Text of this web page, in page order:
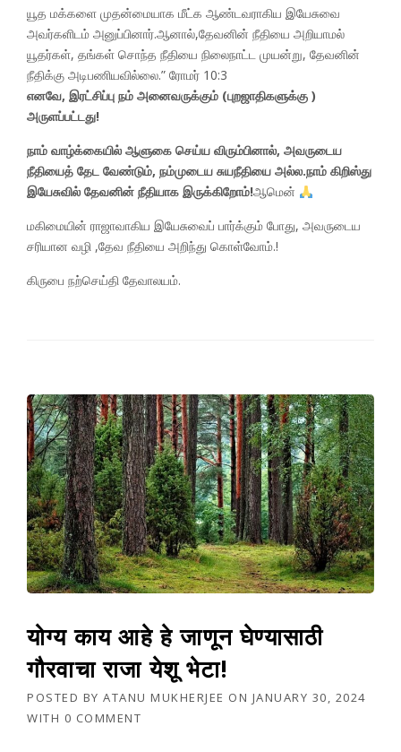
யூத மக்களை முதன்மையாக மீட்க ஆண்டவராகிய இயேசுவை
அவர்களிடம் அனுப்பினார்.ஆனால்,தேவனின் நீதியை அறியாமல்
யூதர்கள், தங்கள் சொந்த நீதியை நிலைநாட்ட முயன்று, தேவனின்
நீதிக்கு அடிபணியவில்லை.” ரோமர் 10:3
எனவே, இரட்சிப்பு நம் அனைவருக்கும் (புறஜாதிகளுக்கு )
அருளப்பட்டது!
நாம் வாழ்க்கையில் ஆளுகை செய்ய விரும்பினால், அவருடைய
நீதியைத் தேட வேண்டும், நம்முடைய சுயநீதியை அல்ல.நாம் கிறிஸ்து
இயேசுவில் தேவனின் நீதியாக இருக்கிறோம்!ஆமென்
மகிமையின் ராஜாவாகிய இயேசுவைப் பார்க்கும் போது, அவருடைய
சரியான வழி ,தேவ நீதியை அறிந்து கொள்வோம்.!
கிருபை நற்செய்தி தேவாலயம்.
योग्य काय आहे हे जाणून घेण्यासाठी
गौरवाचा राजा येशू भेटा!
POSTED BY ATANU MUKHERJEE ON JANUARY 30, 2024
WITH 0 COMMENT